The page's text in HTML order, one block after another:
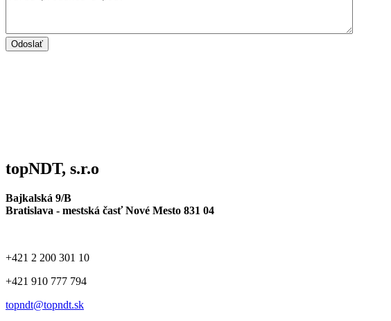
Odoslať
topNDT, s.r.o
Bajkalská 9/B
Bratislava - mestská časť Nové Mesto 831 04
+421 2 200 301 10
+421 910 777 794
topndt@topndt.sk